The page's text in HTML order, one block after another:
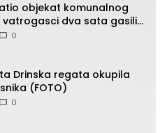
objekat komunalnog
vatrogasci dva sata gasili
0
Drinska regata okupila
(FOTO)
0